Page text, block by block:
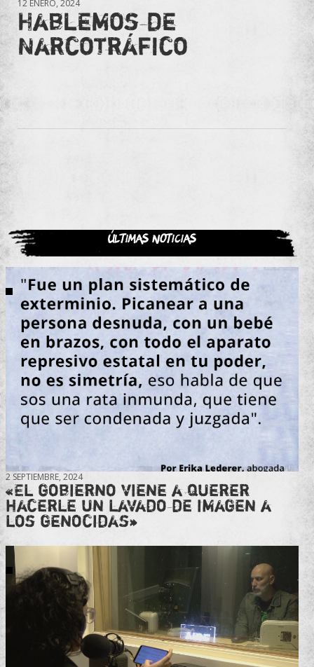
12 ENERO, 2024
Hablemos de
Narcotráfico
Últimas noticias
2 SEPTIEMBRE, 2024
«El gobierno viene a querer
hacerle un lavado de imagen a
los genocidas»